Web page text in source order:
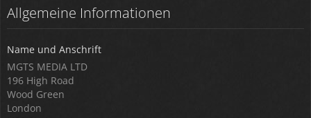
Allgemeine Informationen
Name und Anschrift
MGTS MEDIA LTD
196 High Road
Wood Green
London